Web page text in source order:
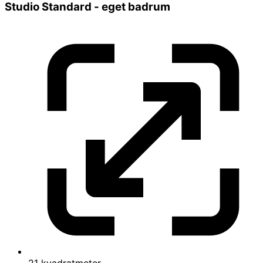
Tvättmaskin